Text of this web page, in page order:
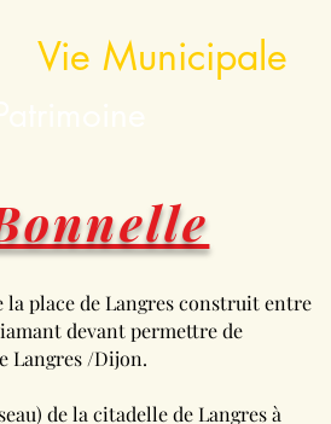
Vie Municipale
la place de Langres construit entre
devant permettre de
Langres /Dijon.
de la citadelle de Langres à